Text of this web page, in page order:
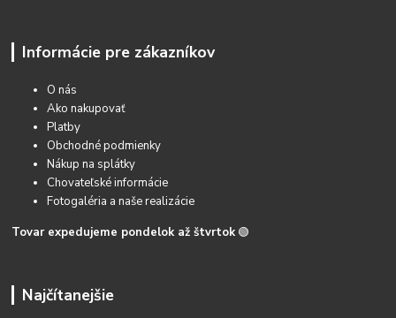
Informácie pre zákazníkov
O nás
Ako nakupovať
Platby
Obchodné podmienky
Nákup na splátky
Chovateľské informácie
Fotogaléria a naše realizácie
Tovar expedujeme pondelok až štvrtok 🟢
Najčítanejšie